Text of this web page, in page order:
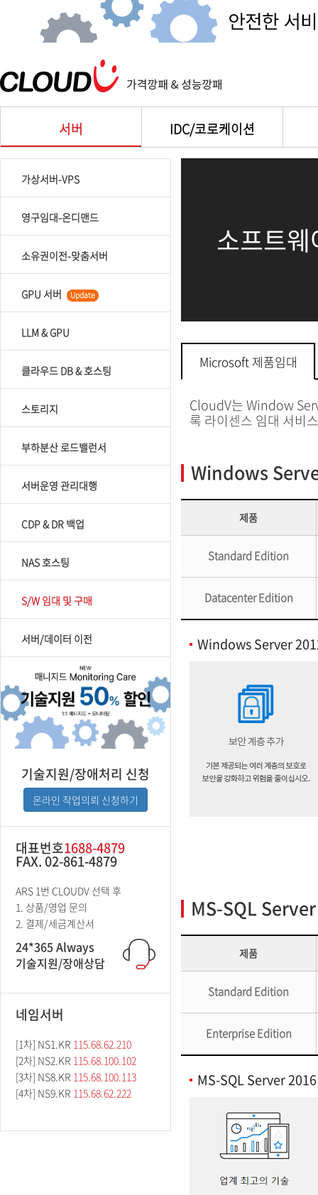
서버 IDC/코로케이션
가상서버-VPS
영구임대-온디맨드
소유권이전-맞춤서버
GPU 서버 Update
LLM & GPU
클라우드 DB & 호스팅
스토리지
부하분산 로드밸런서
서버운영 관리대행
CDP & DR 백업
NAS 호스팅
S/W 임대 및 구매
서버/데이터 이전
기술지원/장애처리 신청
온라인 작업의뢰 신청하기
대표번호1688-4879
FAX. 02-861-4879
ARS 1번 CLOUDV 선택 후
1. 상품/영업 문의
2. 결제/세금계산서
24*365 Always
기술지원/장애상담
네임서버
[1차] NS1.KR 115.68.62.210
[2차] NS2.KR 115.68.100.102
[3차] NS8.KR 115.68.100.113
[4차] NS9.KR 115.68.62.222
소프트
Microsoft 제품임대
CloudV는 Window
록 라이센스 임대 서비
Windows
제품
Standard Edition
Datacenter Edition
Windows Server
MS-SQL
제품
Standard Edition
Enterprise Edition
MS-SQL Server